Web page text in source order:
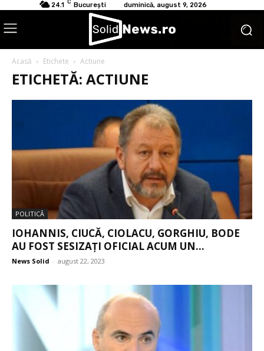
24.1 C București duminică, august 9, 2026
Acasă Etichete Actiune
ETICHETĂ: ACTIUNE
POLITICĂ
IOHANNIS, CIUCĂ, CIOLACU, GORGHIU, BODE
AU FOST SESIZAȚI OFICIAL ACUM UN...
News Solid - august 22, 2023